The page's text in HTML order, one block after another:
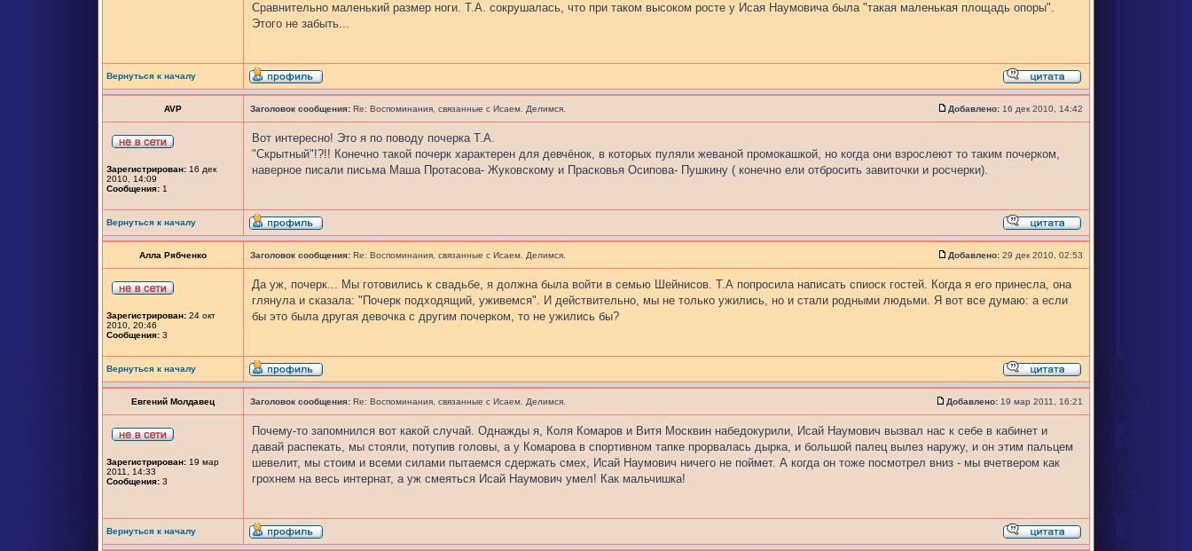
Сравнительно маленький размер ноги. Т.А. сокрушалась, что при таком высоком росте у Исая Наумовича была "такая маленькая площадь опоры".
Этого не забыть...
Вернуться к началу
AVP Заголовок сообщения: Re: Воспоминания, связанные с Исаем. Делимся. Добавлено: 16 дек 2010, 14:42
Зарегистрирован: 16 дек
2010, 14:09
Сообщения: 1
Вот интересно! Это я по поводу почерка Т.А.
"Скрытный"!?!! Конечно такой почерк характерен для девчёнок, в которых пуляли жеваной промокашкой, но когда они взрослеют то таким почерком,
наверное писали письма Маша Протасова- Жуковскому и Прасковья Осипова- Пушкину ( конечно ели отбросить завиточки и росчерки).
Вернуться к началу
Алла Рябченко Заголовок сообщения: Re: Воспоминания, связанные с Исаем. Делимся. Добавлено: 29 дек 2010, 02:53
Зарегистрирован: 24 окт
2010, 20:46
Сообщения: 3
Да уж, почерк... Мы готовились к свадьбе, я должна была войти в семью Шейнисов. Т.А попросила написать спиоск гостей. Когда я его принесла, она
глянула и сказала: "Почерк подходящий, уживемся". И действительно, мы не только ужились, но и стали родными людьми. Я вот все думаю: а если
бы это была другая девочка с другим почерком, то не ужились бы?
Вернуться к началу
Евгений Молдавец Заголовок сообщения: Re: Воспоминания, связанные с Исаем. Делимся. Добавлено: 19 мар 2011, 16:21
Зарегистрирован: 19 мар
2011, 14:33
Сообщения: 3
Почему-то запомнился вот какой случай. Однажды я, Коля Комаров и Витя Москвин набедокурили, Исай Наумович вызвал нас к себе в кабинет и
давай распекать, мы стояли, потупив головы, а у Комарова в спортивном тапке прорвалась дырка, и большой палец вылез наружу, и он этим пальцем
шевелит, мы стоим и всеми силами пытаемся сдержать смех, Исай Наумович ничего не поймет. А когда он тоже посмотрел вниз - мы вчетвером как
грохнем на весь интернат, а уж смеяться Исай Наумович умел! Как мальчишка!
Вернуться к началу